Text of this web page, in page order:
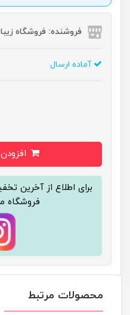
فروشنده: فروشگاه
آماده ارسال
برای اطلاع از آخرین
فروشگاه
محصولات مرتبط